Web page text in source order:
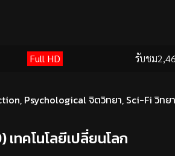
Full HD รับชม
, Psychological จิตวิทยา, Sci-Fi วิทย
ทคโนโลยีเปลี่ยนโลก